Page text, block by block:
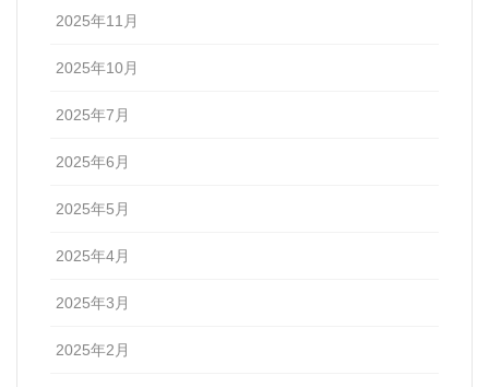
2025年11月
2025年10月
2025年7月
2025年6月
2025年5月
2025年4月
2025年3月
2025年2月